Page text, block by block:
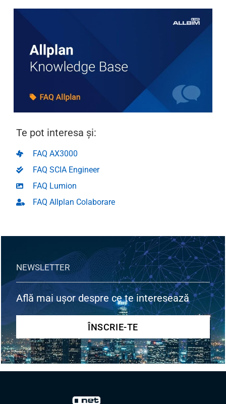
Te pot interesa și:
FAQ AX3000
FAQ SCIA Engineer
FAQ Lumion
FAQ Allplan Colaborare
NEWSLETTER
Află mai ușor despre ce te interesează
ÎNSCRIE-TE